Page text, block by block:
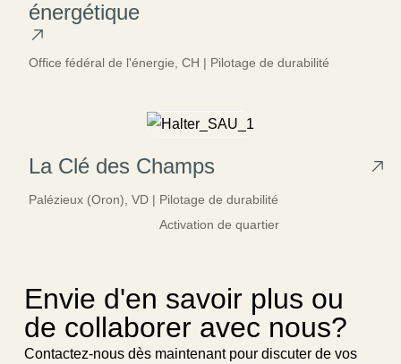
énergétique
Office fédéral de l'énergie, CH | Pilotage de durabilité
La Clé des Champs
Palézieux (Oron), VD | Pilotage de durabilité
Activation de quartier
Envie d'en savoir plus ou
de collaborer avec nous?
Contactez-nous dès maintenant pour discuter de vos